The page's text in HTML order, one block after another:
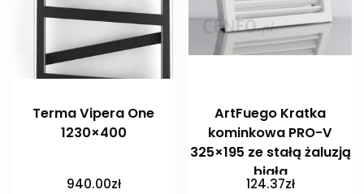
Terma Vipera One
1230×400
940.00zł
ArtFuego Kratka
kominkowa PRO-V
325×195 ze stałą żaluzją
biała
124.37zł